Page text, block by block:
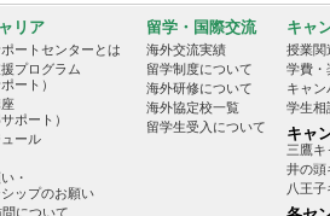
リア
ートセンターとは
プログラム
ート）
ポート）
ール
・
ップのお願い
について
留学・国際交流
海外交流実績
留学制度について
海外研修について
海外協定校一覧
留学生受入について
キャ
授業関
学費・
キャン
学生相
キャ
三鷹キ
井の頭
八王子